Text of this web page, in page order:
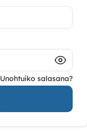
Unohtuiko salasana?